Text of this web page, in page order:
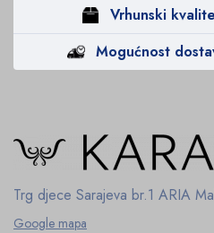
Vrhunski
Mogućnost
Trg djece Sarajeva br.1 ARIA
Google mapa